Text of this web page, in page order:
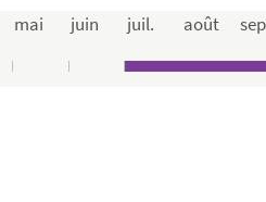
mai juin juil. août